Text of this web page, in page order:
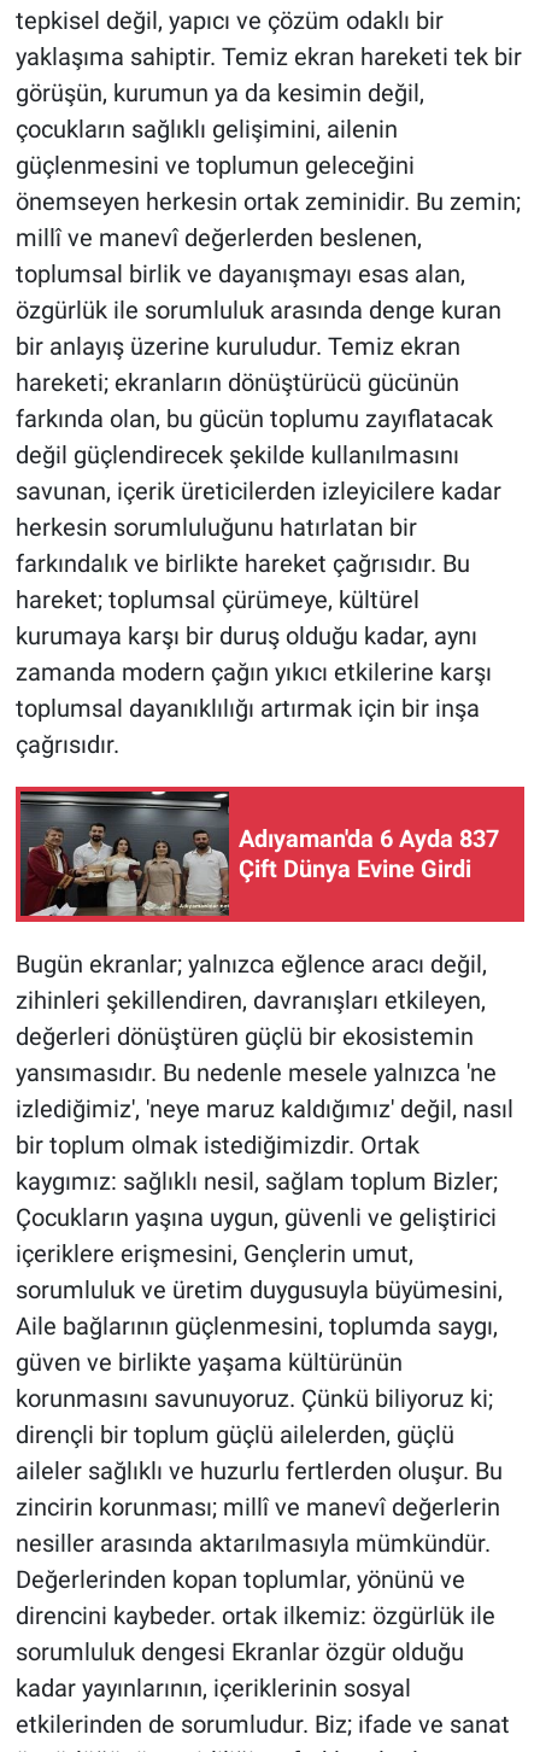
tepkisel değil, yapıcı ve çözüm odaklı bir
yaklaşıma sahiptir. Temiz ekran hareketi tek bir
görüşün, kurumun ya da kesimin değil,
çocukların sağlıklı gelişimini, ailenin
güçlenmesini ve toplumun geleceğini
önemseyen herkesin ortak zeminidir. Bu zemin;
millî ve manevî değerlerden beslenen,
toplumsal birlik ve dayanışmayı esas alan,
özgürlük ile sorumluluk arasında denge kuran
bir anlayış üzerine kuruludur. Temiz ekran
hareketi; ekranların dönüştürücü gücünün
farkında olan, bu gücün toplumu zayıflatacak
değil güçlendirecek şekilde kullanılmasını
savunan, içerik üreticilerden izleyicilere kadar
herkesin sorumluluğunu hatırlatan bir
farkındalık ve birlikte hareket çağrısıdır. Bu
hareket; toplumsal çürümeye, kültürel
kurumaya karşı bir duruş olduğu kadar, aynı
zamanda modern çağın yıkıcı etkilerine karşı
toplumsal dayanıklılığı artırmak için bir inşa
çağrısıdır.
Adıyaman'da 6 Ayda 837
Çift Dünya Evine Girdi
Bugün ekranlar; yalnızca eğlence aracı değil,
zihinleri şekillendiren, davranışları etkileyen,
değerleri dönüştüren güçlü bir ekosistemin
yansımasıdır. Bu nedenle mesele yalnızca 'ne
izlediğimiz', 'neye maruz kaldığımız' değil, nasıl
bir toplum olmak istediğimizdir. Ortak
kaygımız: sağlıklı nesil, sağlam toplum Bizler;
Çocukların yaşına uygun, güvenli ve geliştirici
içeriklere erişmesini, Gençlerin umut,
sorumluluk ve üretim duygusuyla büyümesini,
Aile bağlarının güçlenmesini, toplumda saygı,
güven ve birlikte yaşama kültürünün
korunmasını savunuyoruz. Çünkü biliyoruz ki;
dirençli bir toplum güçlü ailelerden, güçlü
aileler sağlıklı ve huzurlu fertlerden oluşur. Bu
zincirin korunması; millî ve manevî değerlerin
nesiller arasında aktarılmasıyla mümkündür.
Değerlerinden kopan toplumlar, yönünü ve
direncini kaybeder. ortak ilkemiz: özgürlük ile
sorumluluk dengesi Ekranlar özgür olduğu
kadar yayınlarının, içeriklerinin sosyal
etkilerinden de sorumludur. Biz; ifade ve sanat